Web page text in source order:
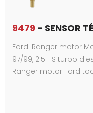
9479 - SENSOR
Ford: Ranger motor
97/99, 2.5 HS turbo
Ranger motor Ford